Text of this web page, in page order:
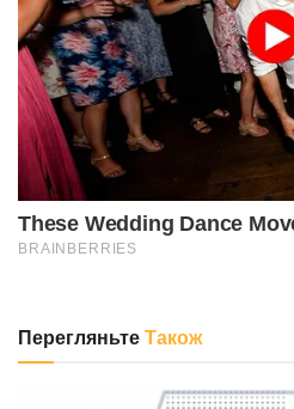
ПерегляньтеТакож